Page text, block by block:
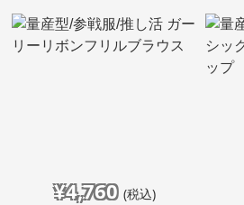
¥4,760 (税込)